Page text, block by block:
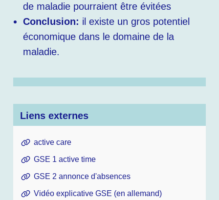
de maladie pourraient être évitées
Conclusion: il existe un gros potentiel
économique dans le domaine de la
maladie.
Liens externes
active care
GSE 1 active time
GSE 2 annonce d'absences
Vidéo explicative GSE (en allemand)